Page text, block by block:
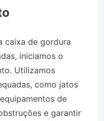
caixa de gordura
iniciamos o
Utilizamos
como jatos
de
e garantir